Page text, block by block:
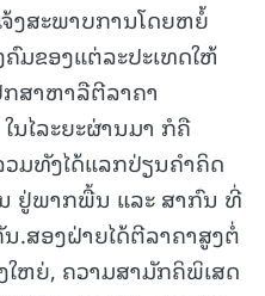
ງສະພາບການໂດຍຫຍໍ້
ມຂອງແຕ່ລະປະເທດໃຫ້
ສາຫາລືຕີລາຄາ
ນໄລະຍະຜ່ານມາ ກໍຄື
ມທັງໄດ້ແລກປ່ຽນຄໍາຄິດ
ຢູ່ພາກພື້ນ ແລະ ສາກົນ ທີ່
.ສອງຝ່າຍໄດ້ຕີລາຄາສູງຕໍ່
ຫຍ່, ຄວາມສາມັກຄິພິເສດ